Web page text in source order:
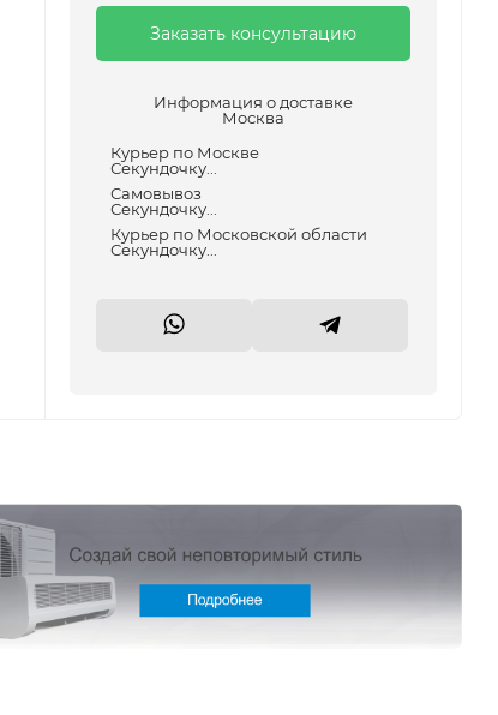
Заказать консультацию
Информация о доставке
Москва
Курьер по Москве
Секундочку...
Самовывоз
Секундочку...
Курьер по Московской области
Секундочку...